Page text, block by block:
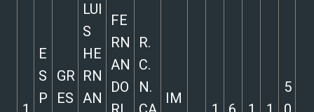
E
S
P
GR
ES
LUI
S
HE
RN
AN
FE
RN
AN
DO
R.
C.
N.
IM
5